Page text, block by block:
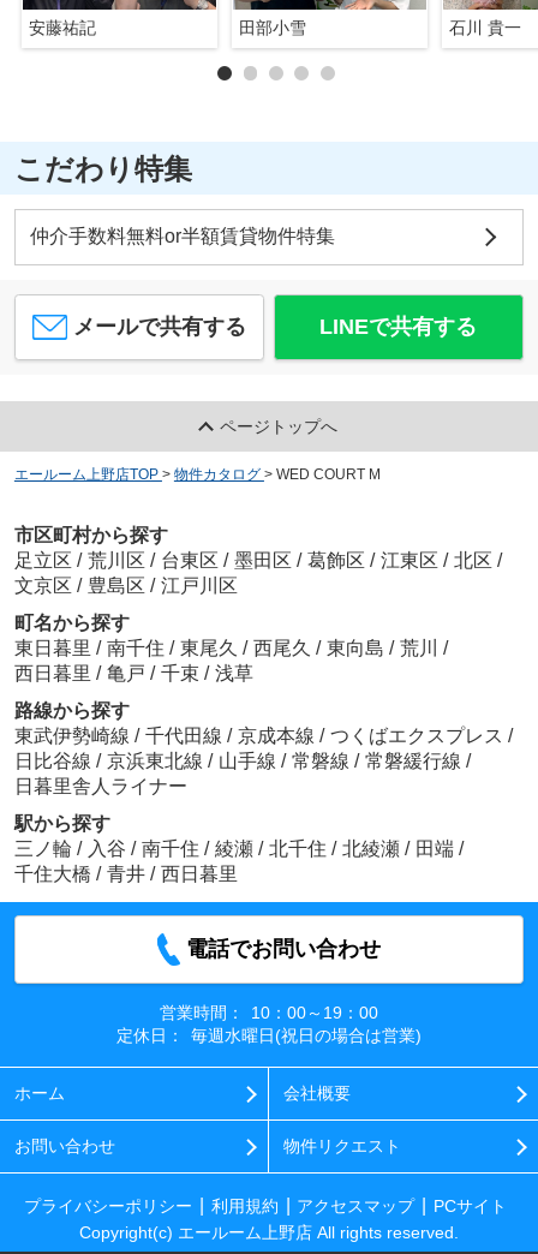
安藤祐記 田部小雪 石川 貴一
こだわり特集
仲介手数料無料or半額賃貸物件特集
メールで共有する LINEで共有する
ページトップへ
エールーム上野店TOP > 物件カタログ > WED COURT M
市区町村から探す
足立区 / 荒川区 / 台東区 / 墨田区 / 葛飾区 / 江東区 / 北区 /
文京区 / 豊島区 / 江戸川区
町名から探す
東日暮里 / 南千住 / 東尾久 / 西尾久 / 東向島 / 荒川 /
西日暮里 / 亀戸 / 千束 / 浅草
路線から探す
東武伊勢崎線 / 千代田線 / 京成本線 / つくばエクスプレス /
日比谷線 / 京浜東北線 / 山手線 / 常磐線 / 常磐緩行線 /
日暮里舎人ライナー
駅から探す
三ノ輪 / 入谷 / 南千住 / 綾瀬 / 北千住 / 北綾瀬 / 田端 /
千住大橋 / 青井 / 西日暮里
電話でお問い合わせ
営業時間：
10：00～19：00
定休日：
毎週水曜日(祝日の場合は営業)
ホーム 会社概要
お問い合わせ 物件リクエスト
プライバシーポリシー 利用規約 アクセスマップ
PCサイト
Copyright(c) エールーム上野店 All rights reserved.